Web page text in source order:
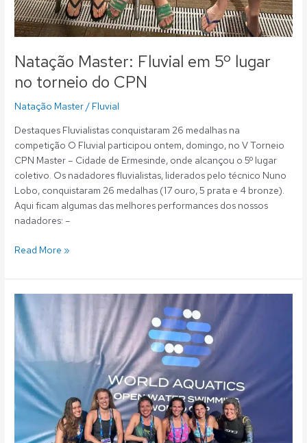
Natação Master: Fluvial em 5º lugar
no torneio do CPN
Natação Master/ Fluvial
Destaques Fluvialistas conquistaram 26 medalhas na
competição O Fluvial participou ontem, domingo, no V Torneio
CPN Master – Cidade de Ermesinde, onde alcançou o 5º lugar
coletivo. Os nadadores fluvialistas, liderados pelo técnico Nuno
Lobo, conquistaram 26 medalhas (17 ouro, 5 prata e 4 bronze).
Aqui ficam algumas das melhores performances dos nossos
nadadores: –
Read More »
Natação
Master:
Fluvialistas
no
pódio
do
Open
Water
Event